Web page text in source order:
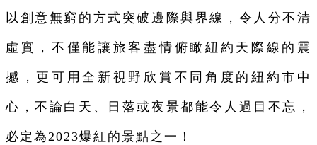
以創意無窮的方式突破邊際與界線，令人分不清
虛實，不僅能讓旅客盡情俯瞰紐約天際線的震
撼，更可用全新視野欣賞不同角度的紐約市中
心，不論白天、日落或夜景都能令人過目不忘，
必定為2023爆紅的景點之一！